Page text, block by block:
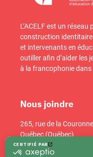
L’ACELF est un
construction
et intervenants en
outiller afin d’aider les
à la francophonie dans
Nous joindre
265, rue de la
Québec (Québec)
Canada G1K 6E1